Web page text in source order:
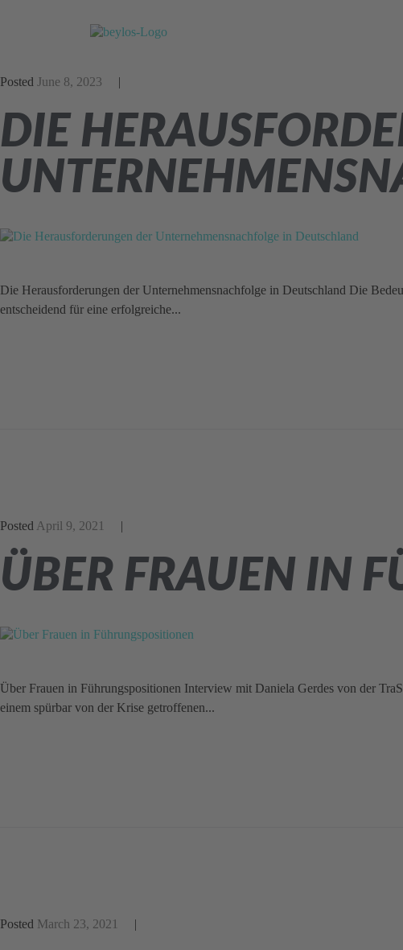
Posted June 8, 2023
DIE
Die Herausforderungen der Unternehmensnachfolge in Deutschland Die
entscheidend für eine erfolgreiche...
Posted April 9, 2021
ÜBER FRAUEN IN
Über Frauen in Führungspositionen Interview mit Daniela Gerdes von der
einem spürbar von der Krise getroffenen...
Posted March 23, 2021